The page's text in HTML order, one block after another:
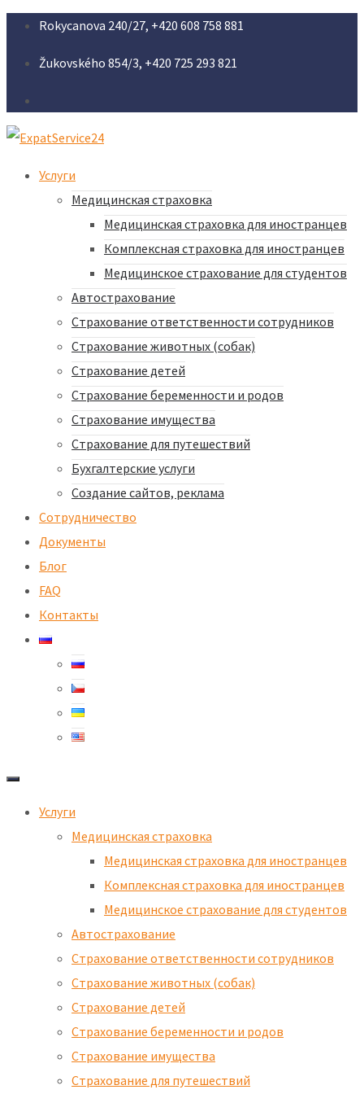
Rokycanova 240/27, +420 608 758 881
Žukovského 854/3, +420 725 293 821
Услуги
Медицинская страховка
Медицинская страховка для иностранцев
Комплексная страховка для иностранцев
Медицинское страхование для студентов
Автострахование
Страхование ответственности сотрудников
Страхование животных (собак)
Страхование детей​
Страхование беременности и родов
Страхование имущества
Страхование для путешествий
Бухгалтерские услуги
Создание сайтов, реклама
Сотрудничество
Документы
Блог
FAQ
Контакты
Услуги
Медицинская страховка
Медицинская страховка для иностранцев
Комплексная страховка для иностранцев
Медицинское страхование для студентов
Автострахование
Страхование ответственности сотрудников
Страхование животных (собак)
Страхование детей​
Страхование беременности и родов
Страхование имущества
Страхование для путешествий